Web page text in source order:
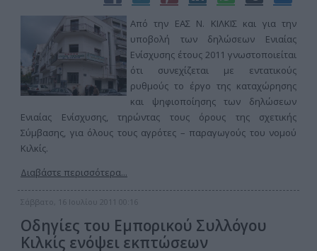
Aπό την ΕΑΣ Ν. ΚΙΛΚΙΣ και για την
υποβολή των δηλώσεων Ενιαίας
Ενίσχυσης έτους 2011 γνωστοποιείται
ότι συνεχίζεται με εντατικούς
ρυθμούς το έργο της καταχώρησης
και ψηφιοποίησης των δηλώσεων
Ενιαίας Ενίσχυσης, τηρώντας τους όρους της σχετικής
Σύμβασης, για όλους τους αγρότες – παραγωγούς του νομού
Κιλκίς.
Διαβάστε περισσότερα...
Σάββατο, 16 Ιουλίου 2011 00:16
Οδηγίες του Εμπορικού Συλλόγου
Κιλκίς ενόψει εκπτώσεων